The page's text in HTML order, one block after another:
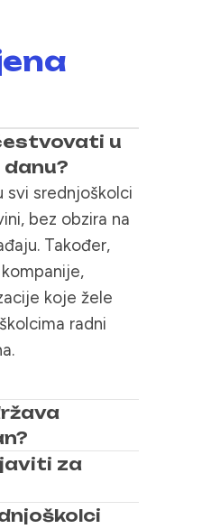
u
srednjoškolci
bez obzira na
Također,
koje žele
radni
za